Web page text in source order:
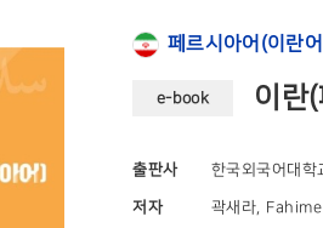
페르시아어(이란
e-book 이란
출판사 한국외국어대학
저자 곽새라,